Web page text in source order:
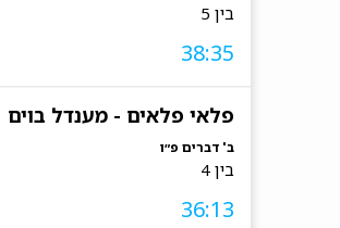
בין 5
38:35
פלאי פלאים - מענדל בוים
ב' דברים פ״ו
בין 4
36:13